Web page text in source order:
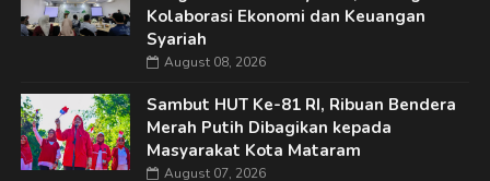
Kolaborasi Ekonomi dan Keuangan
Syariah
August 08, 2026
Sambut HUT Ke-81 RI, Ribuan Bendera
Merah Putih Dibagikan kepada
Masyarakat Kota Mataram
August 07, 2026